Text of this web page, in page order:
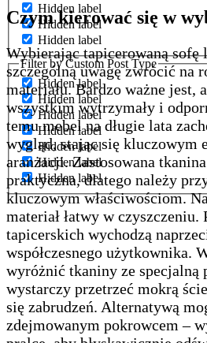
Hidden label
Hidden label
Hidden label
Filter by Custom Post Type
Hidden label
Hidden label
Hidden label
Hidden label
Hidden label
Hidden label
Hidden label
Czym kierować się w
Wybierając tapicerowaną sofę
szczególną uwagę zwrócić na
materiału. Bardzo ważne jest,
wszystkim wytrzymały i
temu mebel na długie lata
wygląd, stając się kluczowym
aranżacji. Zastosowana
praktyczna, dlatego należy
kluczowym właściwościom.
materiał łatwy w czyszczeniu.
tapicerskich wychodzą
współczesnego użytkownika.
wyróżnić tkaniny ze specjalną
wystarczy przetrzeć mokrą
się zabrudzeń. Alternatywą
zdejmowanym pokrowcem –